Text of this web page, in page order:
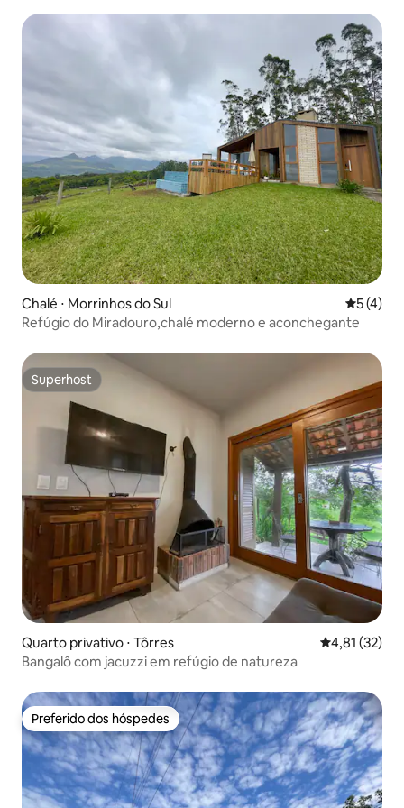
Chalé ⋅ Morrinhos do Sul 5 de
5 (4)
Refúgio do Miradouro,chalé moderno e aconchegante
Superhost
Superhost
Quarto privativo ⋅ Tôrres 4,81 de uma
4,81 (32)
Bangalô com jacuzzi em refúgio de natureza
Preferido dos hóspedes
Preferido dos hóspedes